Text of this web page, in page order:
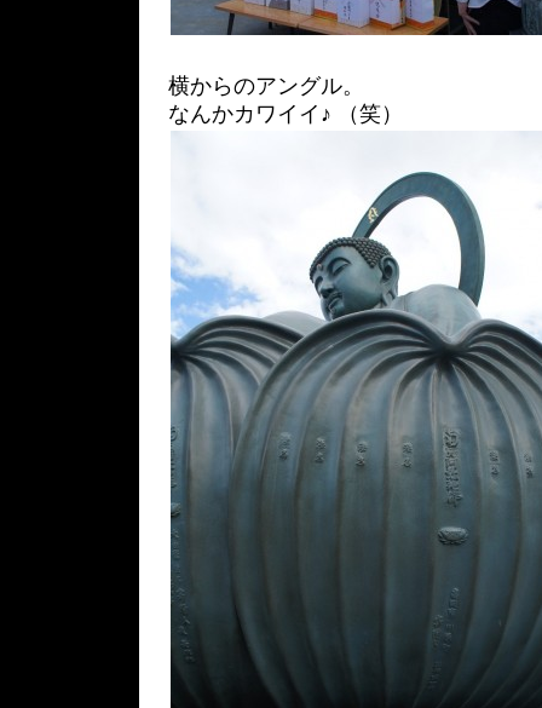
横からのアングル。
なんかカワイイ♪ （笑）